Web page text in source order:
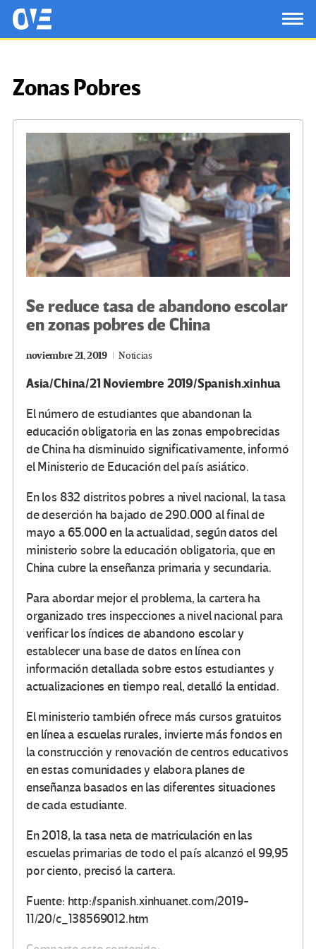
Saltar al contenido principal
OtrasVocesenEducacion.org
Zonas Pobres
Se reduce tasa de abandono escolar
en zonas pobres de China
noviembre 21, 2019 Noticias
Asia/China/21 Noviembre 2019/Spanish.xinhua
El número de estudiantes que abandonan la
educación obligatoria en las zonas empobrecidas
de China ha disminuido significativamente, informó
el Ministerio de Educación del país asiático.
En los 832 distritos pobres a nivel nacional, la tasa
de deserción ha bajado de 290.000 al final de
mayo a 65.000 en la actualidad, según datos del
ministerio sobre la educación obligatoria, que en
China cubre la enseñanza primaria y secundaria.
Para abordar mejor el problema, la cartera ha
organizado tres inspecciones a nivel nacional para
verificar los índices de abandono escolar y
establecer una base de datos en línea con
información detallada sobre estos estudiantes y
actualizaciones en tiempo real, detalló la entidad.
El ministerio también ofrece más cursos gratuitos
en línea a escuelas rurales, invierte más fondos en
la construcción y renovación de centros educativos
en estas comunidades y elabora planes de
enseñanza basados en las diferentes situaciones
de cada estudiante.
En 2018, la tasa neta de matriculación en las
escuelas primarias de todo el país alcanzó el 99,95
por ciento, precisó la cartera.
Fuente: http://spanish.xinhuanet.com/2019-
11/20/c_138569012.htm